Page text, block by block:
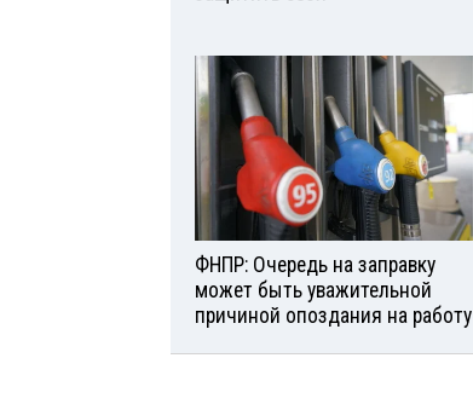
ФНПР: Очередь на заправку
может быть уважительной
причиной опоздания на работу